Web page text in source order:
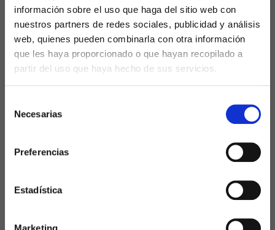
información sobre el uso que haga del sitio web con
nuestros partners de redes sociales, publicidad y análisis
web, quienes pueden combinarla con otra información
que les haya proporcionado o que hayan recopilado a
partir del uso que haya hecho de sus servicios.
Necesarias
Preferencias
Estadística
orgánicos de los motores de búsqueda como
lo pueden ser Google, Bing o Yahoo. Estas
técnicas incluyen la optimización del
contenido, la construcción de enlaces, la
mejora de la velocidad del sitio y la
es fundamental para las webs que
aumentar su visibilidad online a largo
plazo. Al optimizar su sitio web para palabras
alta calidad y relevante para su audiencia, las
empresas pueden mejorar su posición en los
motores de búsqueda y atraer tráfico orgánico